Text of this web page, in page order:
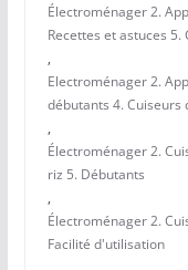
Électroménager 2.
Recettes et astuces
,
Electroménager 2.
débutants 4. Cuiseurs
,
Électroménager 2.
riz 5. Débutants
,
Électroménager 2.
Facilité d'utilisation